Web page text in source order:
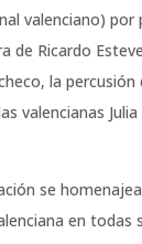
valenciano) por
de Ricardo
la percusión
valencianas
se
en todas